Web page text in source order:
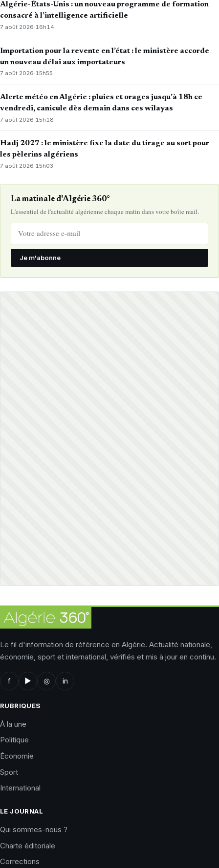
Algérie-États-Unis : un nouveau programme de formation
consacré à l’intelligence artificielle
7 août 2026·16h14
Importation pour la revente en l’état : le ministère accorde
un nouveau délai aux importateurs
7 août 2026·15h55
Alerte météo en Algérie : pluies et orages jusqu’à 18h ce
vendredi, canicule dès demain dans ces wilayas
7 août 2026· 15h18
Hadj 2027 : le ministère fixe la date du tirage au sort pour
les pèlerins algériens
7 août 2026·15h03
La matinale d'Algérie 360°
L'essentiel de l'actualité algérienne chaque matin dans votre boîte mail.
Je m'abonne
Le fil d'information de référence en Algérie. Actualité nationale,
économie, sport et international, vérifiés et mis à jour en continu.
f ▶ ◎ in
RUBRIQUES
À la une
Politique
Économie
Sport
International
LE JOURNAL
Qui sommes-nous ?
Charte éditoriale
Corrections